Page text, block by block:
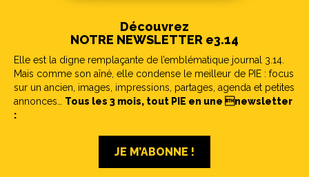
Découvrez
NOTRE NEWSLETTER e3.14
Elle est la digne remplaçante de l’emblématique journal 3.14.
Mais comme son aîné, elle condense le meilleur de PIE : focus
sur un ancien, images, impressions, partages, agenda et petites
annonces… Tous les 3 mois, tout PIE en une newsletter
:
JE M’ABONNE !